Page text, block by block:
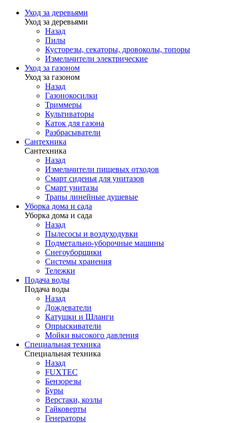
Уход за деревьями
Уход за деревьями
Назад
Пилы
Кусторезы, секаторы, дровоколы, топоры
Измельчители электрические
Уход за газоном
Уход за газоном
Назад
Газонокосилки
Триммеры
Культиваторы
Каток для газона
Разбрасыватели
Сантехника
Сантехника
Назад
Измельчители пищевых отходов
Смарт сиденья для унитазов
Смарт унитазы
Трапы линейные душевые
Уборка дома и сада
Уборка дома и сада
Назад
Пылесосы и воздуходувки
Подметально-уборочные машины
Снегоуборщики
Системы хранения
Тележки
Подача воды
Подача воды
Назад
Дождеватели
Катушки и Шланги
Опрыскиватели
Мойки высокого давления
Специальная техника
Специальная техника
Назад
FUXTEC
Бензорезы
Буры
Верстаки, козлы
Гайковерты
Генераторы